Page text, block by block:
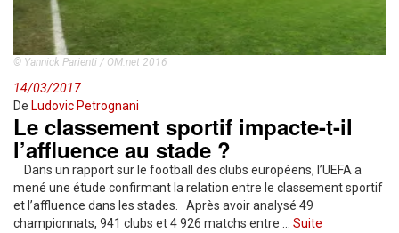
© Yannick Parienti / OM.net 2016
14/03/2017
De Ludovic Petrognani
Le classement sportif impacte-t-il
l’affluence au stade ?
Dans un rapport sur le football des clubs européens, l’UEFA a
mené une étude confirmant la relation entre le classement sportif
et l’affluence dans les stades. Après avoir analysé 49
championnats, 941 clubs et 4 926 matchs entre … Suite